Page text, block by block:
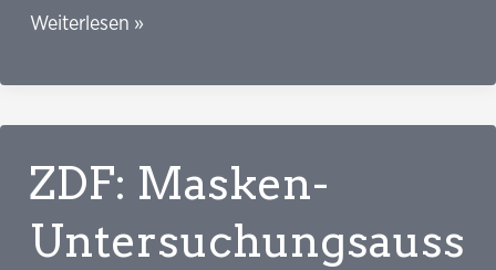
TAZ:
zum
Grünen-
Mehr
Rotkäppchen
und
Weiterlesen »
ZDF: Masken-
Untersuchungsauss